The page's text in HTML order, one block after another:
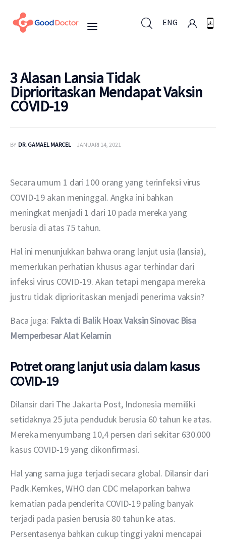
ENG
Untuk Bisnis
Layanan
3 Alasan Lansia Tidak
Diprioritaskan Mendapat Vaksin
COVID-19
BY DR. GAMAEL MARCEL JANUARI 14, 2021
Secara umum 1 dari 100 orang yang terinfeksi virus
COVID-19 akan meninggal. Angka ini bahkan
meningkat menjadi 1 dari 10 pada mereka yang
berusia di atas 75 tahun.
Hal ini menunjukkan bahwa orang lanjut usia (lansia),
memerlukan perhatian khusus agar terhindar dari
infeksi virus COVID-19. Akan tetapi mengapa mereka
justru tidak diprioritaskan menjadi penerima vaksin?
Baca juga: Fakta di Balik Hoax Vaksin Sinovac Bisa
Memperbesar Alat Kelamin
Potret orang lanjut usia dalam kasus
COVID-19
Dilansir dari The Jakarta Post, Indonesia memiliki
setidaknya 25 juta penduduk berusia 60 tahun ke atas.
Mereka menyumbang 10,4 persen dari sekitar 630.000
kasus COVID-19 yang dikonfirmasi.
Hal yang sama juga terjadi secara global. Dilansir dari
Padk.Kemkes, WHO dan CDC melaporkan bahwa
kematian pada penderita COVID-19 paling banyak
terjadi pada pasien berusia 80 tahun ke atas.
Persentasenya bahkan cukup tinggi yakni mencapai